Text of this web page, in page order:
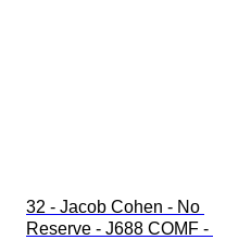
32 - Jacob Cohen - No
Reserve - J688 COMF -